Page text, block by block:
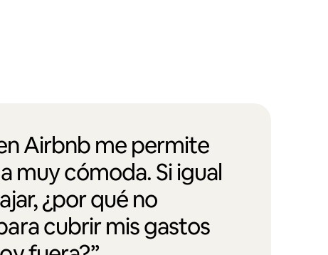
Airbnb me permite
muy cómoda. Si igual
¿por qué no
cubrir mis gastos